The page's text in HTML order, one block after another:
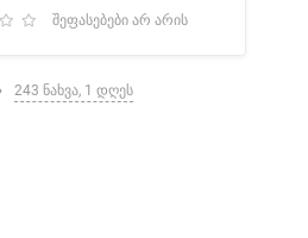
შეფასებები არ არის
243 ნახვა, 1 დღეს